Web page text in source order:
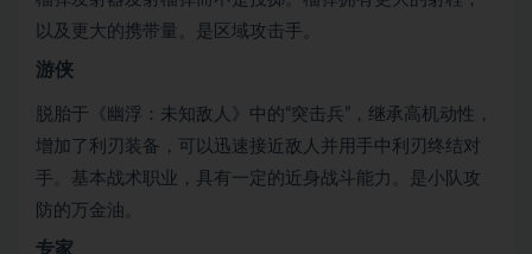
以及更大的携带量。是区域攻击手。
游侠
脱胎于《幽浮：未知敌人》中的“突击兵”，继承高机动性，
增加了利刃装备，可以迅速接近敌人并用手中利刃终结对
手。基本战术职业，具有一定的近身战斗能力。是小队攻
防的万金油。
专家